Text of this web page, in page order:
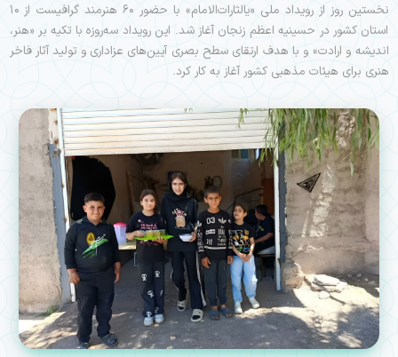
نخستین روز از رویداد ملی «یالثارات‌الامام» با حضور ۶۰ هنرمند گرافیست از ۱۰
استان کشور در حسینیه اعظم زنجان آغاز شد. این رویداد سه‌روزه با تکیه بر «هنر،
اندیشه و ارادت» و با هدف ارتقای سطح بصری آیین‌های عزاداری و تولید آثار فاخر
هنری برای هیئات مذهبی کشور آغاز به کار کرد.